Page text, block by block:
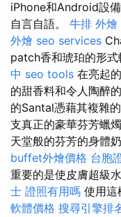
iPhone和Android設
自言自語。 牛排 外燴
外燴 seo services
patch香和琥珀的形式
中 seo tools 在亮起
的甜香料和令人陶醉
的Santal憑藉其複雜
支真正的豪華芬芳蠟
天堂般的芬芳的身體
buffet外燴價格 台胞
重要的是使皮膚超級
士 證照有用嗎 使用這
軟體價格 搜尋引擎排